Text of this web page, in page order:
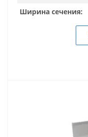
Ширина сечения: